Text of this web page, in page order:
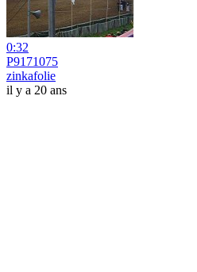
0:32
P9171075
zinkafolie
il y a 20 ans